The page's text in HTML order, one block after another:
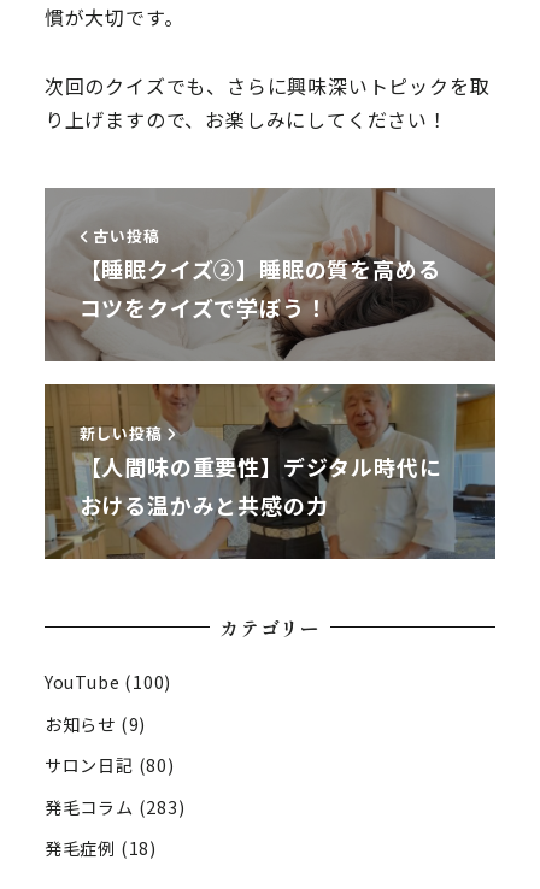
慣が大切です。
次回のクイズでも、さらに興味深いトピックを取
り上げますので、お楽しみにしてください！
古い投稿
【睡眠クイズ②】睡眠の質を高める
コツをクイズで学ぼう！
新しい投稿
【人間味の重要性】デジタル時代に
おける温かみと共感の力
カテゴリー
YouTube (100)
お知らせ (9)
サロン日記 (80)
発毛コラム (283)
発毛症例 (18)